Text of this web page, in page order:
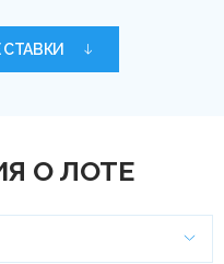
О ЛОТЕ